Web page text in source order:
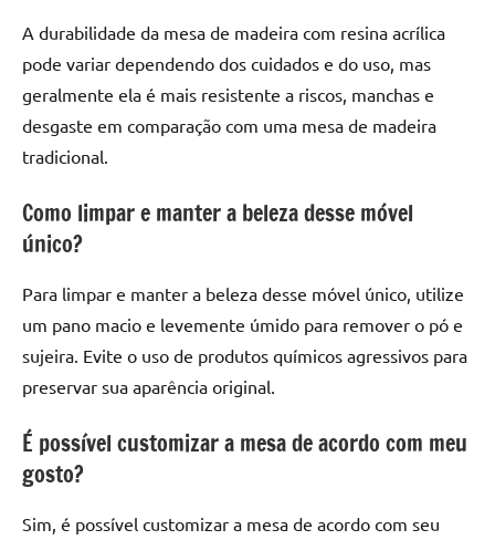
A durabilidade da mesa de madeira com resina acrílica
pode variar dependendo dos cuidados e do uso, mas
geralmente ela é mais resistente a riscos, manchas e
desgaste em comparação com uma mesa de madeira
tradicional.
Como limpar e manter a beleza desse móvel
único?
Para limpar e manter a beleza desse móvel único, utilize
um pano macio e levemente úmido para remover o pó e
sujeira. Evite o uso de produtos químicos agressivos para
preservar sua aparência original.
É possível customizar a mesa de acordo com meu
gosto?
Sim, é possível customizar a mesa de acordo com seu